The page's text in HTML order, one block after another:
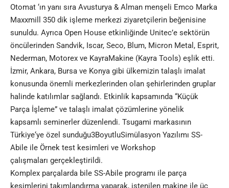
Otomat ‘ın yanı sıra Avusturya & Alman menşeli Emco Marka
Maxxmill 350 dik işleme merkezi ziyaretçilerin beğenisine
sunuldu. Ayrıca Open House etkinliğinde Unitec’e sektörün
öncülerinden Sandvik, Iscar, Seco, Blum, Micron Metal, Esprit,
Nederman, Motorex ve KayraMakine (Kayra Tools) eşlik etti.
İzmir, Ankara, Bursa ve Konya gibi ülkemizin talaşlı imalat
konusunda önemli merkezlerinden olan şehirlerinden gruplar
halinde katılımlar sağlandı. Etkinlik kapsamında “Küçük
Parça İşleme” ve talaşlı imalat çözümlerine yönelik
kapsamlı seminerler düzenlendi. Tsugami markasının
Türkiye‘ye özel sunduğu3BoyutluSimülasyon Yazılımı SS-
Abile ile Örnek test kesimleri ve Workshop
çalışmaları gerçekleştirildi.
Komplex parçalarda bile SS-Abile programı ile parça
kesimlerini takımlandırma yaparak, istenilen makine ile üç